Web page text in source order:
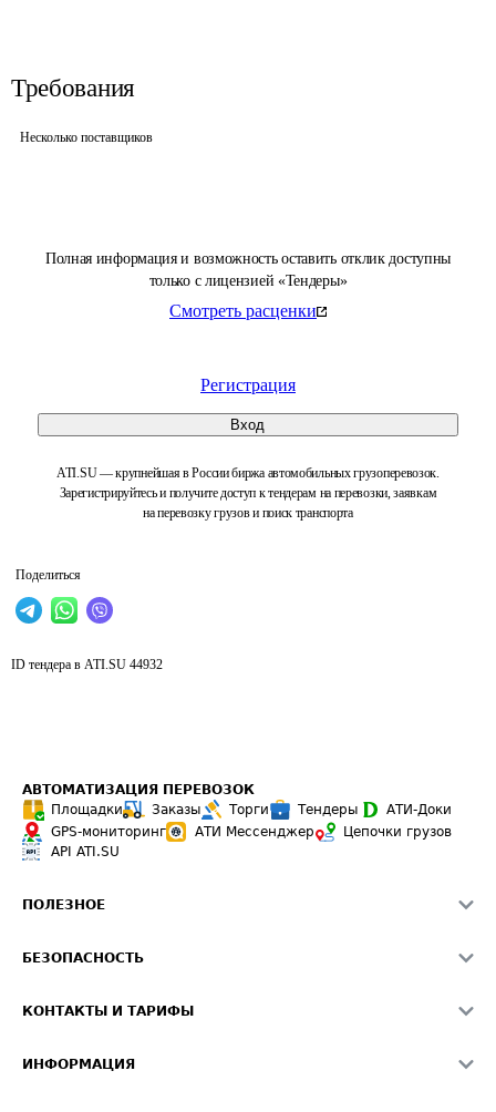
Полная информация и возможность оставить отклик доступны
только с лицензией «Тендеры»
Смотреть расценки
Регистрация
Вход
ATI.SU — крупнейшая в России биржа автомобильных грузоперевозок.
Зарегистрируйтесь и получите доступ к тендерам на перевозки, заявкам
на перевозку грузов и поиск транспорта
Поделиться
Требования
Несколько поставщиков
ID тендера в ATI.SU 44932
АВТОМАТИЗАЦИЯ ПЕРЕВОЗОК
Площадки
Заказы Торги Тендеры
АТИ-Доки
GPS-мониторинг
АТИ Мессенджер
Цепочки грузов
API ATI.SU
ПОЛЕЗНОЕ
Звезды ATI.SU на вашем сайте
Средние ставки
БЕЗОПАСНОСТЬ
Светофор+
КОНТАКТЫ И ТАРИФЫ
ИНФОРМАЦИЯ